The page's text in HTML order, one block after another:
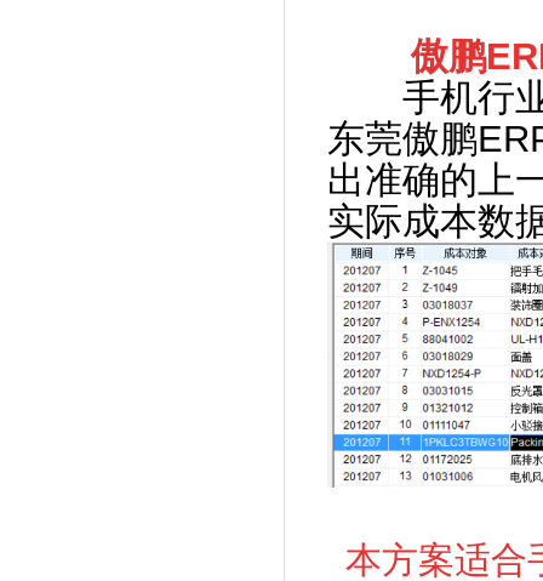
傲鹏
手机行业
东莞傲鹏
出准确的上
实际成本数
本方案适合